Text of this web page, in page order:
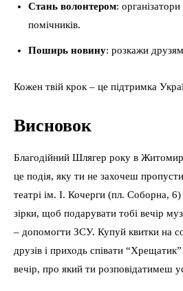
Стань волонтером:
помічників.
Поширь новину: розкажи
Кожен твій крок – це підтримка
Висновок
Благодійний Шлягер року в
це подія, яку ти не захочеш
театрі ім. І. Кочерги (пл. Соборна, 6)
зірки, щоб подарувати тобі вечір
– допомогти ЗСУ. Купуй квитки на
друзів і приходь співати
вечір, про який ти розповідатимеш